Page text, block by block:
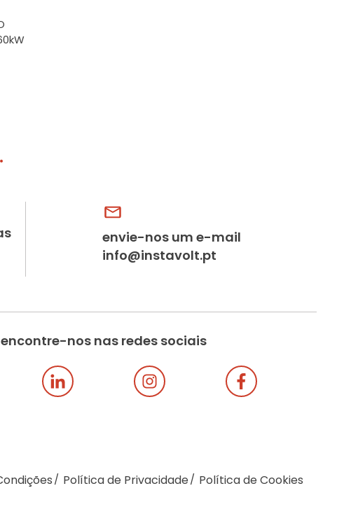
envie-nos um e-mail
info@instavolt.pt
encontre-nos nas redes sociais
Política de Privacidade Política de Cookies